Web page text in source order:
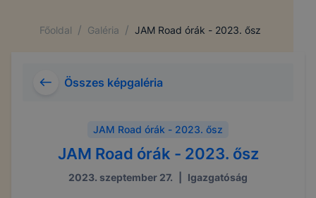
Főoldal / Galéria / JAM Road órák - 2023. ősz
Összes képgaléria
JAM Road órák - 2023. ősz
JAM Road órák - 2023. ősz
2023. szeptember 27. Igazgatóság